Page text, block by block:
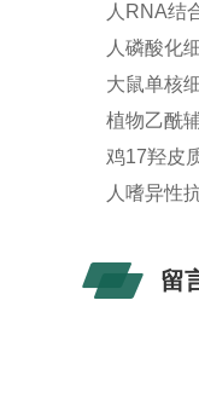
人RNA结
人磷酸化
大鼠单核
植物乙酰
鸡17羟皮
人嗜异性
留